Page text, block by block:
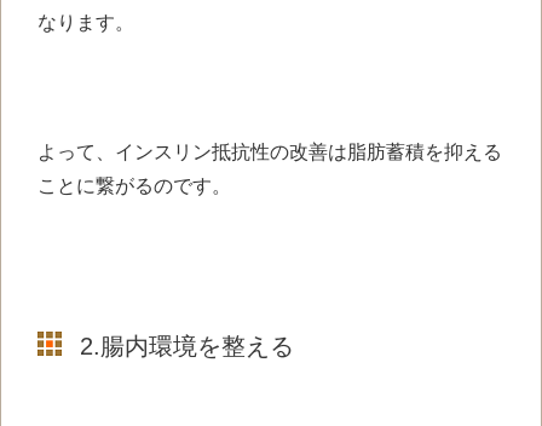
なります。
よって、インスリン抵抗性の改善は脂肪蓄積を抑える
ことに繋がるのです。
2.腸内環境を整える